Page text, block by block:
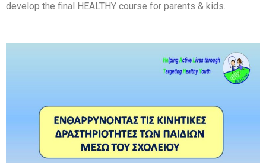
develop the final HEALTHY course for parents & kids.